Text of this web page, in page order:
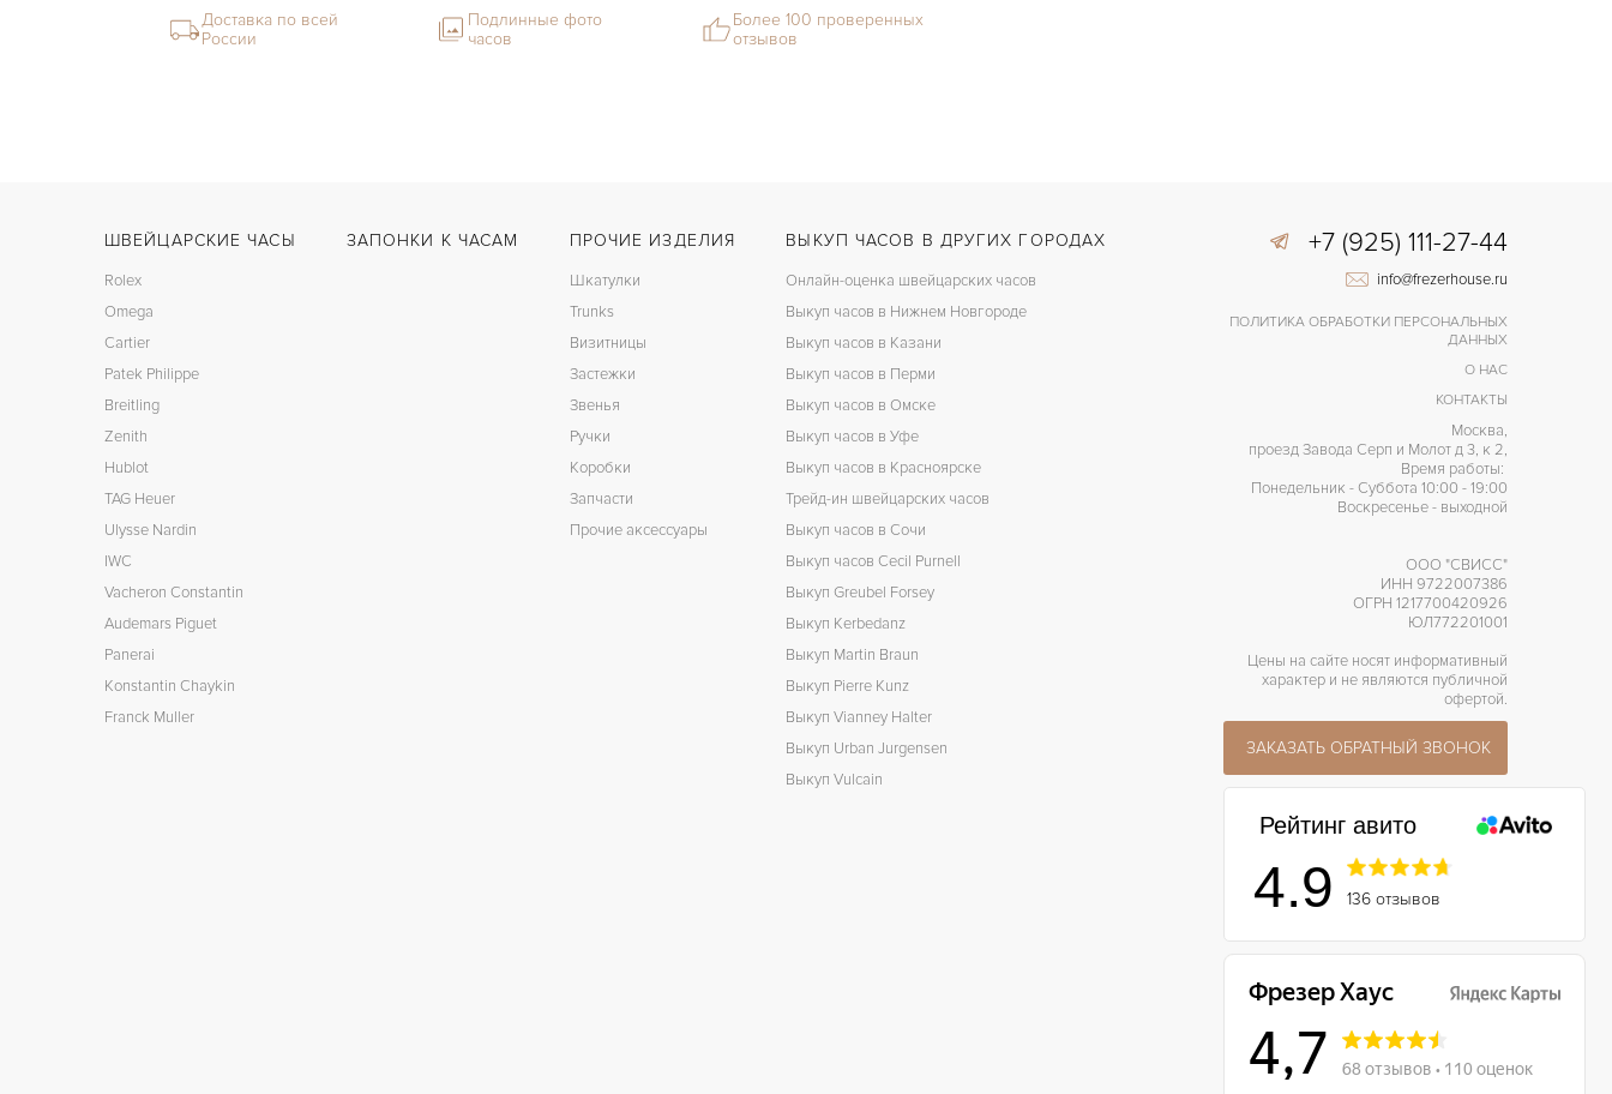
Доставка по всей
России
Подлинные фото
часов
Более 100 проверенных
отзывов
ШВЕЙЦАРСКИЕ ЧАСЫ
Rolex
Omega
Cartier
Patek Philippe
Breitling
Zenith
Hublot
TAG Heuer
Ulysse Nardin
IWC
Vacheron Constantin
Audemars Piguet
Panerai
Konstantin Chaykin
Franck Muller
ЗАПОНКИ К ЧАСАМ ПРОЧИЕ ИЗДЕЛИЯ
Шкатулки
Trunks
Визитницы
Застежки
Звенья
Ручки
Коробки
Запчасти
Прочие аксессуары
ВЫКУП ЧАСОВ В ДРУГИХ ГОРОДАХ
Онлайн-оценка швейцарских часов
Выкуп часов в Нижнем Новгороде
Выкуп часов в Казани
Выкуп часов в Перми
Выкуп часов в Омске
Выкуп часов в Уфе
Выкуп часов в Красноярске
Трейд-ин швейцарских часов
Выкуп часов в Сочи
Выкуп часов Cecil Purnell
Выкуп Greubel Forsey
Выкуп Kerbedanz
Выкуп Martin Braun
Выкуп Pierre Kunz
Выкуп Vianney Halter
Выкуп Urban Jurgensen
Выкуп Vulcain
+7 (925) 111-27-44
info@frezerhouse.ru
ПОЛИТИКА ОБРАБОТКИ ПЕРСОНАЛЬНЫХ
ДАННЫХ
О НАС
КОНТАКТЫ
Москва,
проезд Завода Серп и Молот д 3, к 2,
Время работы:
Понедельник - Суббота 10:00 - 19:00
Воскресенье - выходной
ООО "СВИСС"
ИНН 9722007386
ОГРН 1217700420926
ЮЛ772201001
Цены на сайте носят информативный
характер и не являются публичной
офертой.
ЗАКАЗАТЬ ОБРАТНЫЙ ЗВОНОК
Рейтинг авито
4.9 136 отзывов